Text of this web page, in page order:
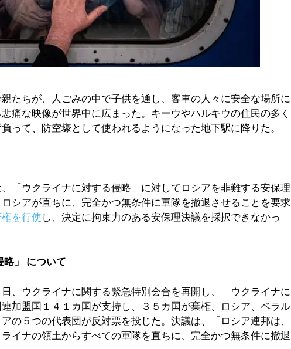
たちが、人ごみの中で子供を通し、客車の人々に安全な場所に
痛な映像が世界中に広まった。キーウやハルキウの住民の多く
って、防空壕として使われるようになった地下駅に降りた。
「ウクライナに対する侵略」に対してロシアを非難する安保理
シアが直ちに、完全かつ無条件に軍隊を撤退させることを要求
を行使 し、決定に拘束力のある安保理決議を採択できなかっ
略」 について
、ウクライナに関する緊急特別会合を再開し、「ウクライナに
加盟国１４１カ国が支持し、３５カ国が棄権、ロシア、ベラル
の５つの代表団が反対票を投じた。決議は、「ロシア連邦は、
イナの領土からすべての軍隊を直ちに、完全かつ無条件に撤退